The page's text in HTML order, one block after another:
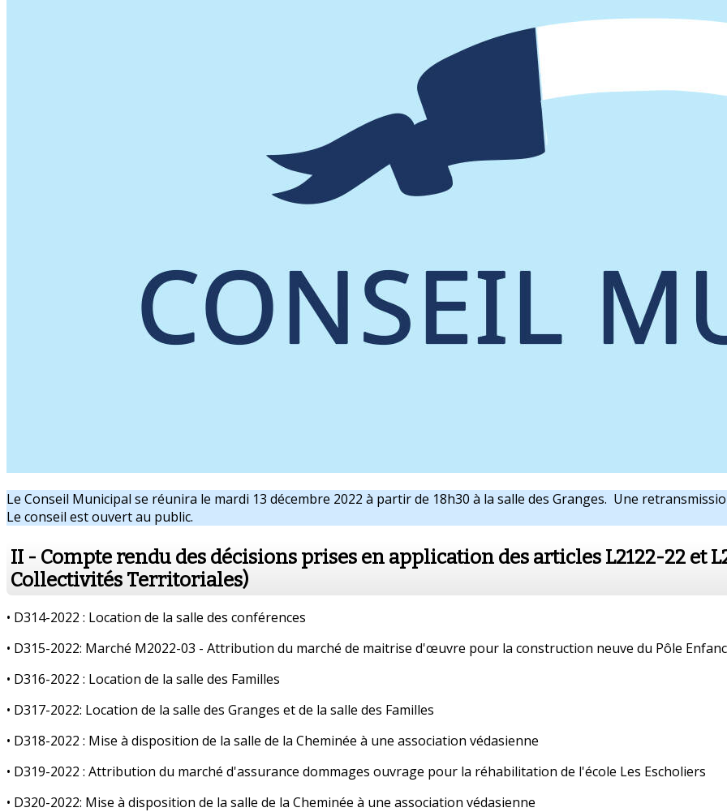
Le Conseil Municipal se réunira le mardi 13 décembre 2022 à partir de 18h30 à la salle des Granges. Une
Le conseil est ouvert au public.
II - Compte rendu des décisions prises en application des articles L2122-22 et
Collectivités Territoriales)
• D314-2022 : Location de la salle des conférences
• D315-2022: Marché M2022-03 - Attribution du marché de maitrise d'œuvre pour la construction neuve du Pôle
• D316-2022 : Location de la salle des Familles
• D317-2022: Location de la salle des Granges et de la salle des Familles
• D318-2022 : Mise à disposition de la salle de la Cheminée à une association védasienne
• D319-2022 : Attribution du marché d'assurance dommages ouvrage pour la réhabilitation de l'école Les Escholiers
• D320-2022: Mise à disposition de la salle de la Cheminée à une association védasienne